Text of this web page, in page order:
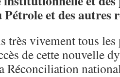
et des autres
très vivement tous
de cette nouvelle
Réconciliation